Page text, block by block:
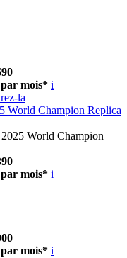
mois* i
la
World Champion Replica
World Champion
mois* i
mois* i